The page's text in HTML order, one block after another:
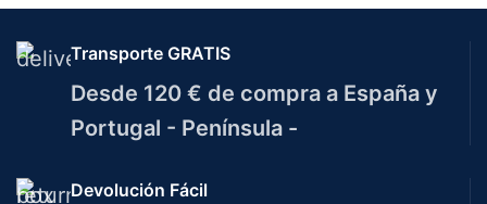
Transporte GRATIS
Desde 120 € de compra a España y
Portugal - Península -
Devolución Fácil